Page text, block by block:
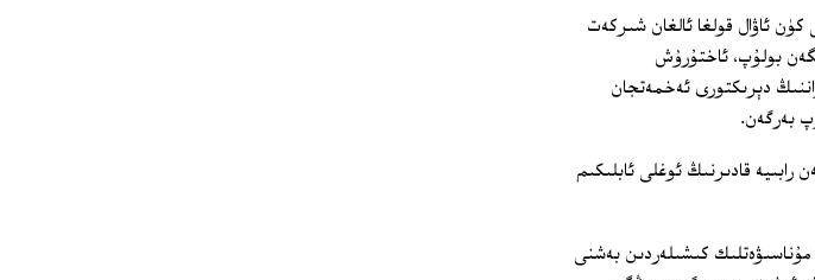
ئاۋال قولغا ئالغان شىركەت
بولۇپ، ئاختۇرۇش
دېرىكتورى ئەخمەتجان
بەرگەن.
رابىيە قادىرنىڭ ئوغلى ئابلىكىم
مۇناسىۋەتلىك كىشىلەردىن بەشنى